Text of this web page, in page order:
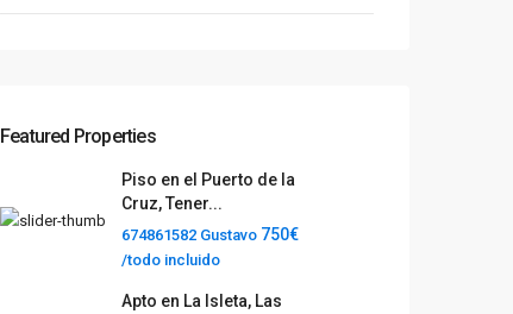
Featured Properties
Piso en el Puerto de la
Cruz, Tener...
674861582 Gustavo 750€
/todo incluido
Apto en La Isleta, Las